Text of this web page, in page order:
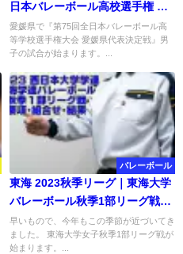
日本バレーボール高校選手権 代
表決定戦 男子結果
愛媛県で『第75回全日本バレーボール高
等学校選手権大会 愛媛県代表決定戦』男
子の試合が始まります。...
バレーボール
東海 2023秋季リーグ｜東海大学
バレーボール秋季1部リーグ戦
女子試合結果
早いもので、今年もこの季節が近づいてき
ました。 東海大学女子秋季1部リーグ戦が
始まります。...